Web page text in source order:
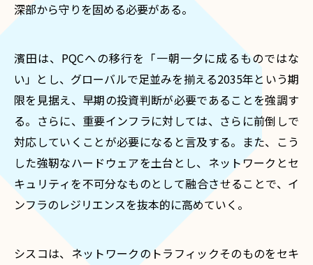
深部から守りを固める必要がある。
濱田は、PQCへの移行を「一朝一夕に成るものではな
い」とし、グローバルで足並みを揃える2035年という期
限を見据え、早期の投資判断が必要であることを強調す
る。さらに、重要インフラに対しては、さらに前倒しで
対応していくことが必要になると言及する。また、こう
した強靭なハードウェアを土台とし、ネットワークとセ
キュリティを不可分なものとして融合させることで、イ
ンフラのレジリエンスを抜本的に高めていく。
シスコは、ネットワークのトラフィックそのものをセキ